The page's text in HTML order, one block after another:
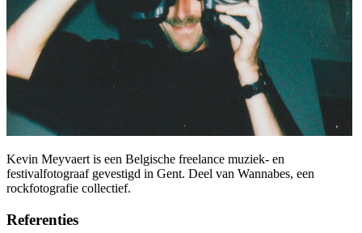
Kevin Meyvaert is een Belgische freelance muziek- en
festivalfotograaf gevestigd in Gent. Deel van Wannabes, een
rockfotografie collectief.
Referenties